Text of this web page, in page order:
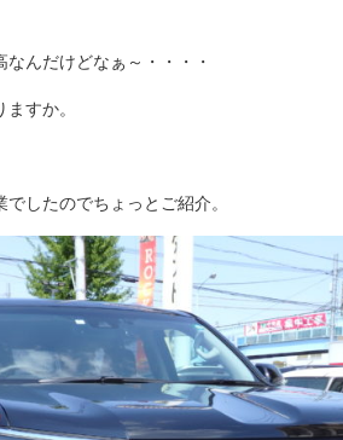
んだけどなぁ～・・・・
すか。
したのでちょっとご紹介。